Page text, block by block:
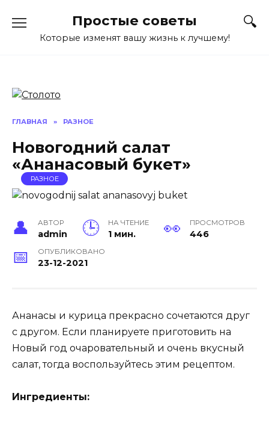
содержанию
Простые советы
Которые изменят вашу жизнь к лучшему!
ГЛАВНАЯ » РАЗНОЕ
Новогодний салат
«Ананасовый букет»
РАЗНОЕ
АВТОР
admin
НА ЧТЕНИЕ
1 мин.
ПРОСМОТРОВ
446
ОПУБЛИКОВАНО
23-12-2021
Ананасы и курица прекрасно сочетаются друг
с другом. Если планируете приготовить на
Новый год очаровательный и очень вкусный
салат, тогда воспользуйтесь этим рецептом.
Ингредиенты: